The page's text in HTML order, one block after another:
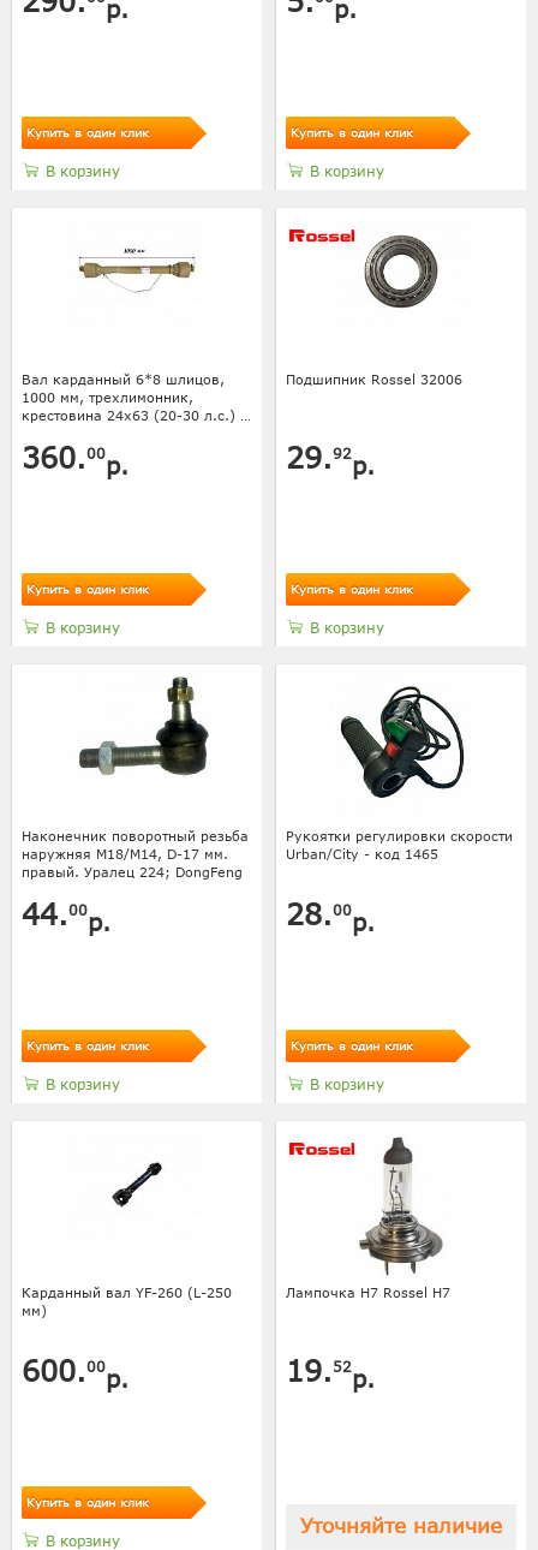
р.
Купить в один клик
В корзину
р.
Купить в один клик
В корзину
Вал карданный 6*8 шлицов,
1000 мм, трехлимонник,
крестовина 24х63 (20-30 л.с.) с
360.00р.
Купить в один клик
В корзину
Подшипник Rossel 32006
29.92р.
Купить в один клик
В корзину
Наконечник поворотный резьба
наружняя М18/М14, D-17 мм.
правый. Уралец 224; DongFeng
44.00р.
Купить в один клик
В корзину
Рукоятки регулировки скорости
Urban/City - код 1465
28.00р.
Купить в один клик
В корзину
Карданный вал YF-260 (L-250
мм)
600.00р.
Купить в один клик
В корзину
Лампочка H7 Rossel Н7
19. 52р.
Уточняйте наличие